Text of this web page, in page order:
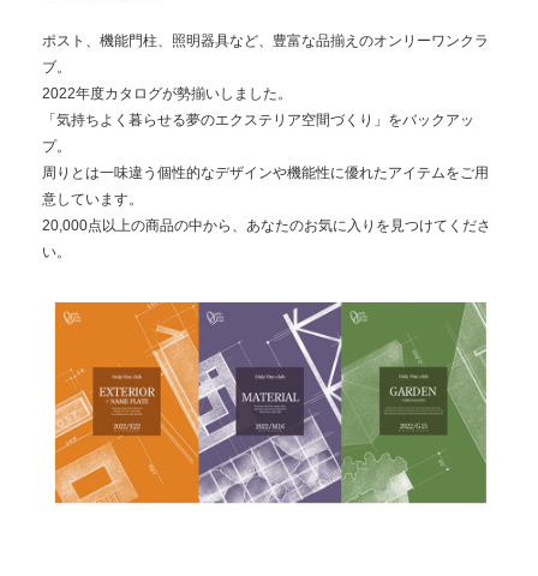
ポスト、機能門柱、照明器具など、豊富な品揃えのオンリーワンクラ
ブ。
2022年度カタログが勢揃いしました。
「気持ちよく暮らせる夢のエクステリア空間づくり」をバックアッ
プ。
周りとは一味違う個性的なデザインや機能性に優れたアイテムをご用
意しています。
20,000点以上の商品の中から、あなたのお気に入りを見つけてくださ
い。